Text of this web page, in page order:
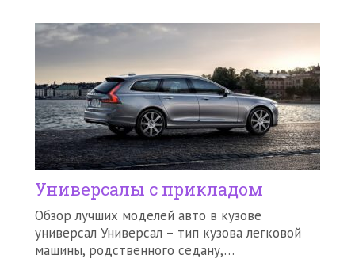
Универсалы с прикладом
Обзор лучших моделей авто в кузове
универсал Универсал – тип кузова легковой
машины, родственного седану,…